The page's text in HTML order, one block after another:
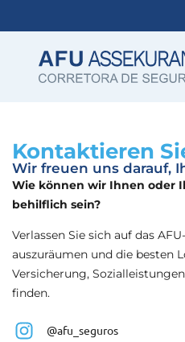
Kontaktieren
Wir freuen uns darauf,
Wie können wir Ihnen oder
behilflich sein?
Verlassen Sie sich auf das
auszuräumen und die besten
Versicherung,
finden.
@afu_seguros